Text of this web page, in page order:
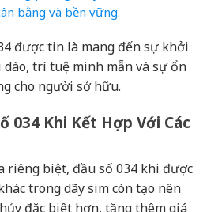
bằng và bền vững.
được tin là mang đến sự khởi
dào, trí tuệ minh mẫn và sự ổn
cho người sở hữu.
034 Khi Kết Hợp Với Các
riêng biệt, đầu số 034 khi được
trong dãy sim còn tạo nên
đặc biệt hơn, tăng thêm giá